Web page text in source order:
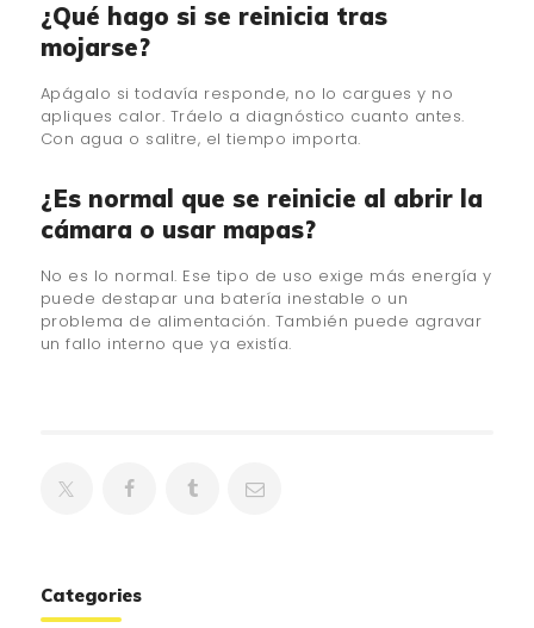
¿Qué hago si se reinicia tras
mojarse?
Apágalo si todavía responde, no lo cargues y no
apliques calor. Tráelo a diagnóstico cuanto antes.
Con agua o salitre, el tiempo importa.
¿Es normal que se reinicie al abrir la
cámara o usar mapas?
No es lo normal. Ese tipo de uso exige más energía y
puede destapar una batería inestable o un
problema de alimentación. También puede agravar
un fallo interno que ya existía.
Categories